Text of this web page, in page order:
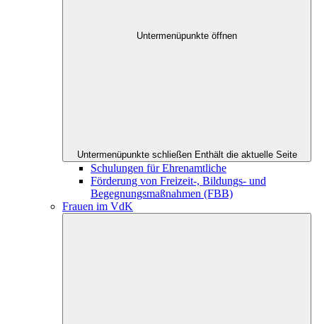
Untermenüpunkte öffnen
Untermenüpunkte schließen Enthält die aktuelle Seite
Schulungen für Ehrenamtliche
Förderung von Freizeit-, Bildungs- und
Begegnungsmaßnahmen (FBB)
Frauen im VdK